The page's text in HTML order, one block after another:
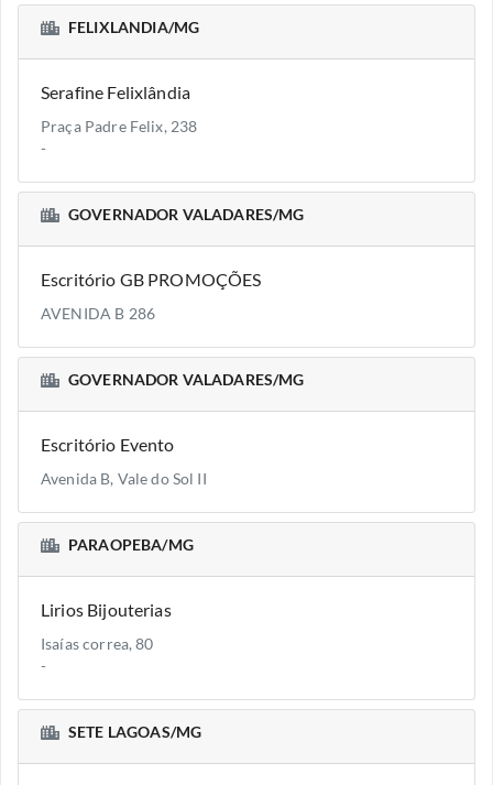
FELIXLANDIA/MG
Serafine Felixlândia
Praça Padre Felix, 238
-
GOVERNADOR VALADARES/MG
Escritório GB PROMOÇÕES
AVENIDA B 286
GOVERNADOR VALADARES/MG
Escritório Evento
Avenida B, Vale do Sol II
PARAOPEBA/MG
Lirios Bijouterias
Isaías correa, 80
-
SETE LAGOAS/MG